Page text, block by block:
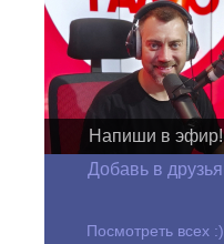
Напиши в эфир!
Добавь в друзья
Посмотреть всех :)